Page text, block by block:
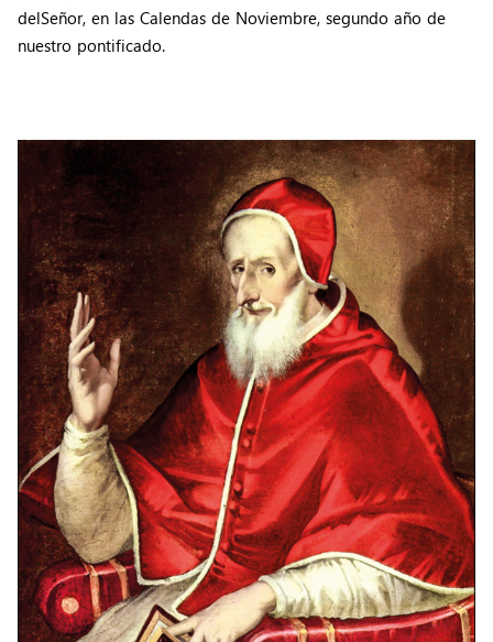
delSeñor, en las Calendas de Noviembre, segundo año de
nuestro pontificado.